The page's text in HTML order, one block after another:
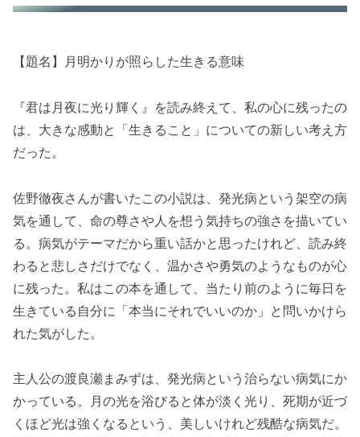
【題名】月明かりが照らした生きる意味
『君は月夜に光り輝く』を読み終えて、私の心に残ったの
は、大きな感動と「生きること」についての新しい考え方
だった。
佐野徹夜さんが書いたこの小説は、発光病という架空の病
気を通して、命の尊さや人を想う気持ちの強さを描いてい
る。病気がテーマだから重い話かと思ったけれど、読み終
わると悲しさだけでなく、温かさや勇気のようなものが心
に残った。私はこの本を通して、当たり前のように毎日を
生きている自分に「本当にそれでいいのか」と問いかけら
れた気がした。
主人公の渡良瀬まみずは、発光病という治らない病気にか
かっている。月の光を浴びると体が淡く光り、死期が近づ
くほど光は強くなるという、美しいけれど残酷な病気だ。